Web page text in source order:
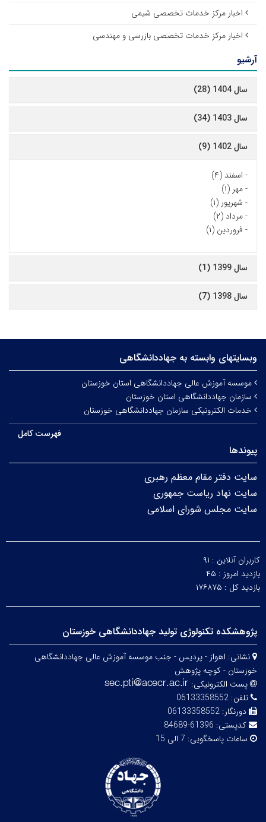
اخبار مرکز خدمات تخصصی شیمی
اخبار مرکز خدمات تخصصی بازرسی و مهندسی
آرشیو
سال 1404 (28)
سال 1403 (34)
سال 1402 (9)
- اسفند (۴)
-مهر (۱)
- شهریور (۱)
-مرداد (۲)
- فروردین (۱)
سال 1399 (1)
سال 1398 (7)
وبسایتهای وابسته به جهاددانشگاهی
موسسه آموزش عالی جهاددانشگاهی استان خوزستان
سازمان جهاددانشگاهی استان خوزستان
خدمات الکترونیکی سازمان جهاددانشگاهی خوزستان
فهرست کامل
پیوندها
سایت دفتر مقام معظم رهبری
سایت نهاد ریاست جمهوری
سایت مجلس شورای اسلامی
کاربران آنلاین : ۹۱
بازدید امروز : ۴۵
بازدید کل : ۱۷۶۸۷۵
پژوهشکده تکنولوژی تولید جهاددانشگاهی خوزستان
نشانی: اهواز - پردیس - جنب موسسه آموزش عالی جهاددانشگاهی
خوزستان - کوچه پژوهش
پست الکترونیکی:
تلفن: 06133358552
دورنگار: 06133358552
کدپستی: 61396-84689
ساعات پاسخگویی: 7 الی 15